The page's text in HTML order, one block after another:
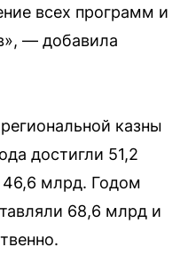
всех программ и
— добавила
казны
достигли 51,2
млрд. Годом
68,6 млрд и